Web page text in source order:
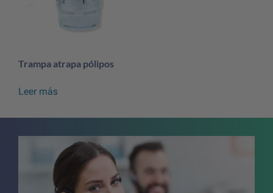
Trampa atrapa pólipos
Leer más